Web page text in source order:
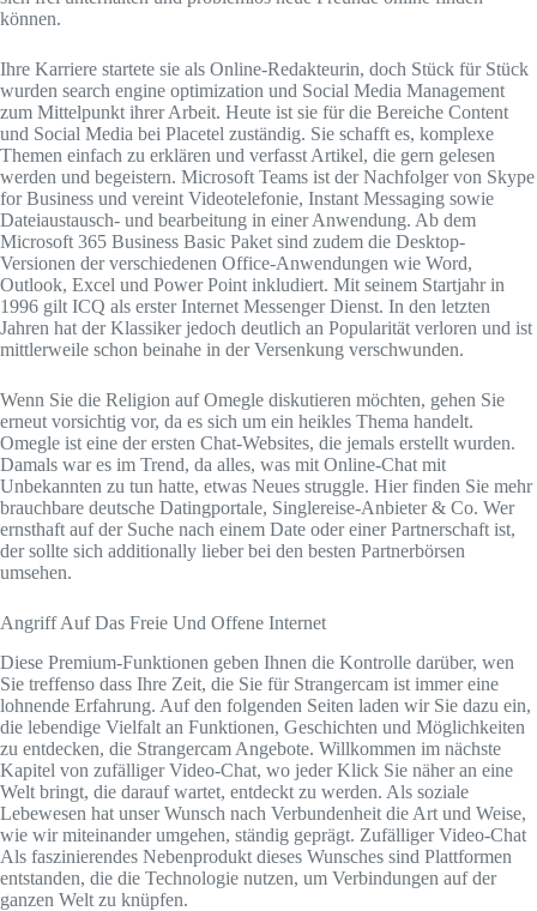
können.
Ihre Karriere startete sie als Online-Redakteurin, doch Stück für Stück
wurden search engine optimization und Social Media Management
zum Mittelpunkt ihrer Arbeit. Heute ist sie für die Bereiche Content
und Social Media bei Placetel zuständig. Sie schafft es, komplexe
Themen einfach zu erklären und verfasst Artikel, die gern gelesen
werden und begeistern. Microsoft Teams ist der Nachfolger von Skype
for Business und vereint Videotelefonie, Instant Messaging sowie
Dateiaustausch- und bearbeitung in einer Anwendung. Ab dem
Microsoft 365 Business Basic Paket sind zudem die Desktop-
Versionen der verschiedenen Office-Anwendungen wie Word,
Outlook, Excel und Power Point inkludiert. Mit seinem Startjahr in
1996 gilt ICQ als erster Internet Messenger Dienst. In den letzten
Jahren hat der Klassiker jedoch deutlich an Popularität verloren und ist
mittlerweile schon beinahe in der Versenkung verschwunden.
Wenn Sie die Religion auf Omegle diskutieren möchten, gehen Sie
erneut vorsichtig vor, da es sich um ein heikles Thema handelt.
Omegle ist eine der ersten Chat-Websites, die jemals erstellt wurden.
Damals war es im Trend, da alles, was mit Online-Chat mit
Unbekannten zu tun hatte, etwas Neues struggle. Hier finden Sie mehr
brauchbare deutsche Datingportale, Singlereise-Anbieter & Co. Wer
ernsthaft auf der Suche nach einem Date oder einer Partnerschaft ist,
der sollte sich additionally lieber bei den besten Partnerbörsen
umsehen.
Angriff Auf Das Freie Und Offene Internet
Diese Premium-Funktionen geben Ihnen die Kontrolle darüber, wen
Sie treffenso dass Ihre Zeit, die Sie für Strangercam ist immer eine
lohnende Erfahrung. Auf den folgenden Seiten laden wir Sie dazu ein,
die lebendige Vielfalt an Funktionen, Geschichten und Möglichkeiten
zu entdecken, die Strangercam Angebote. Willkommen im nächste
Kapitel von zufälliger Video-Chat, wo jeder Klick Sie näher an eine
Welt bringt, die darauf wartet, entdeckt zu werden. Als soziale
Lebewesen hat unser Wunsch nach Verbundenheit die Art und Weise,
wie wir miteinander umgehen, ständig geprägt. Zufälliger Video-Chat
Als faszinierendes Nebenprodukt dieses Wunsches sind Plattformen
entstanden, die die Technologie nutzen, um Verbindungen auf der
ganzen Welt zu knüpfen.